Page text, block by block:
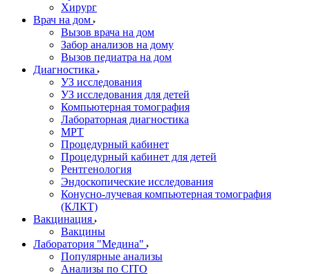
Хирург
Врач на дом
Вызов врача на дом
Забор анализов на дому
Вызов педиатра на дом
Диагностика
УЗ исследования
УЗ исследования для детей
Компьютерная томография
Лабораторная диагностика
МРТ
Процедурный кабинет
Процедурный кабинет для детей
Рентгенология
Эндоскопические исследования
Конусно-лучевая компьютерная томография
(КЛКТ)
Вакцинация
Вакцины
Лаборатория "Медина"
Популярные анализы
Анализы по CITO